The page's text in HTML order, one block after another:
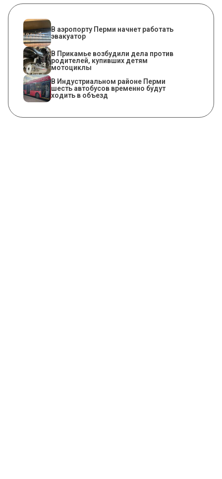
В аэропорту Перми начнет работать
эвакуатор
В Прикамье возбудили дела против
родителей, купивших детям
мотоциклы
В Индустриальном районе Перми
шесть автобусов временно будут
ходить в объезд